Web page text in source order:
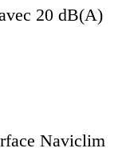
20 dB(A)
Naviclim